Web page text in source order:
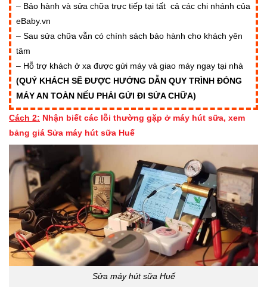
– Bảo hành và sửa chữa trực tiếp tại tất cả các chi nhánh của
eBaby.vn
– Sau sửa chữa vẫn có chính sách bảo hành cho khách yên
tâm
– Hỗ trợ khách ở xa được gửi máy và giao máy ngay tại nhà
(QUÝ KHÁCH SẼ ĐƯỢC HƯỚNG DẪN QUY TRÌNH ĐÓNG
MÁY AN TOÀN NẾU PHẢI GỬI ĐI SỬA CHỮA)
Cách 2: Nhận biết các lỗi thường gặp ở máy hút sữa, xem
bảng giá Sửa máy hút sữa Huế
Sửa máy hút sữa Huế